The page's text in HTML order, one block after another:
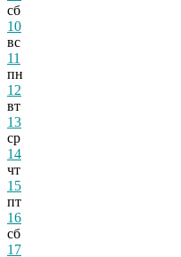
сб
10
вс
11
пн
12
вт
13
ср
14
чт
15
пт
16
сб
17